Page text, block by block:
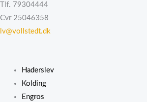
Tlf. 79304444
Cvr 25046358
lv@vollstedt.dk
Haderslev
Kolding
Engros